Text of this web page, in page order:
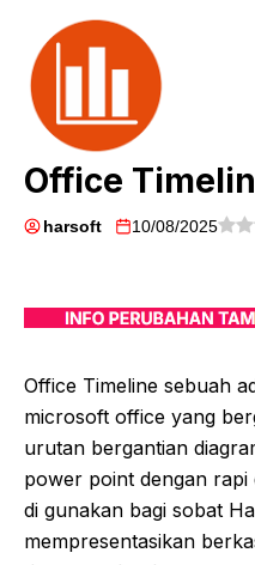
Office
harsoft 10/08/2025
Office Timeline sebuah
microsoft office yang
urutan bergantian
power point dengan rapi
di gunakan bagi sobat
mempresentasikan